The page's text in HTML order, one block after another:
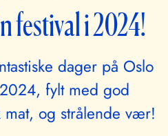
festival i 2024!
dager på Oslo
fylt med god
mat, og strålende vær!